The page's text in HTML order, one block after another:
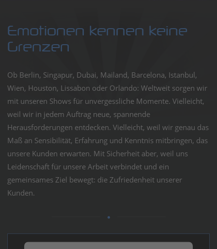
Emotionen kennen keine
Grenzen
Ob Berlin, Singapur, Dubai, Mailand, Barcelona, Istanbul,
Wien, Houston, Lissabon oder Orlando: Weltweit sorgen wir
mit unseren Shows für unvergessliche Momente. Vielleicht,
weil wir in jedem Auftrag neue, spannende
Herausforderungen entdecken. Vielleicht, weil wir genau das
Maß an Sensibilität, Erfahrung und Kenntnis mitbringen, das
unsere Kunden erwarten. Mit Sicherheit aber, weil uns
Leidenschaft für unsere Arbeit verbindet und ein
gemeinsames Ziel bewegt: die Zufriedenheit unserer
Kunden.